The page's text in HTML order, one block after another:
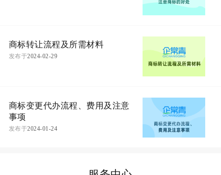
商标转让流程及所需材料
发布于2024-02-29
商标变更代办流程、费用及注意
事项
发布于2024-01-24